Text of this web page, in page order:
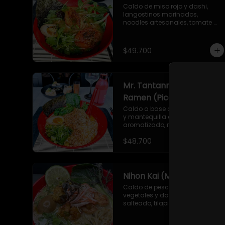
Caldo de miso rojo y dashi,
langostinos marinados,
noodles artesanales, tomate
brotes germinados de mostaza,
semillas de ajonjolí y alga nori.
$49.700
Mr. Tantanmen
Ramen (Picante)
Caldo a base de leche de soya
y mantequilla de maní, aceite
aromatizado, noodles
molida marinada en salsa
alga nori.
$48.700
Nihon Kai (Mar)
Caldo de pescado, camarón,
vegetales y dashi. Camarón
salteado, tilapia apanada,